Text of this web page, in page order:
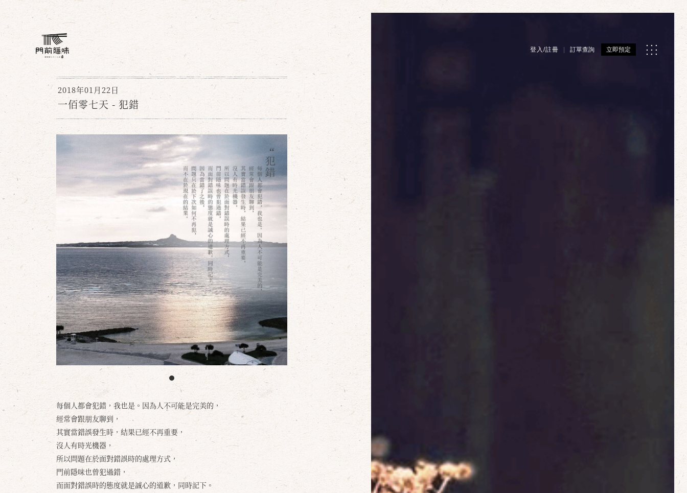
登入/註冊 訂單查詢 立即預定
2018年01月22日
一佰零七天 - 犯錯
每個人都會犯錯，我也是。因為人不可能是完美的，
經常會跟朋友聊到，
其實當錯誤發生時，結果已經不再重要，
沒人有時光機器，
所以問題在於面對錯誤時的處理方式，
門前隱味也曾犯過錯，
而面對錯誤時的態度就是誠心的道歉，同時記下。